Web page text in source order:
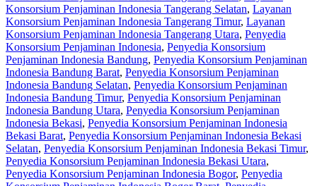
Konsorsium Penjaminan Indonesia Tangerang Selatan, Layanan
Konsorsium Penjaminan Indonesia Tangerang Timur, Layanan
Konsorsium Penjaminan Indonesia Tangerang Utara, Penyedia
Konsorsium Penjaminan Indonesia, Penyedia Konsorsium
Penjaminan Indonesia Bandung, Penyedia Konsorsium Penjaminan
Indonesia Bandung Barat, Penyedia Konsorsium Penjaminan
Indonesia Bandung Selatan, Penyedia Konsorsium Penjaminan
Indonesia Bandung Timur, Penyedia Konsorsium Penjaminan
Indonesia Bandung Utara, Penyedia Konsorsium Penjaminan
Indonesia Bekasi, Penyedia Konsorsium Penjaminan Indonesia
Bekasi Barat, Penyedia Konsorsium Penjaminan Indonesia Bekasi
Selatan, Penyedia Konsorsium Penjaminan Indonesia Bekasi Timur,
Penyedia Konsorsium Penjaminan Indonesia Bekasi Utara,
Penyedia Konsorsium Penjaminan Indonesia Bogor, Penyedia